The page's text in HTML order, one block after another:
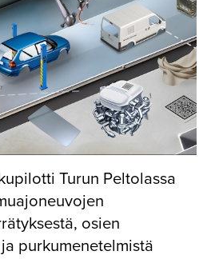
Turun Peltolassa
osien
purkumenetelmistä